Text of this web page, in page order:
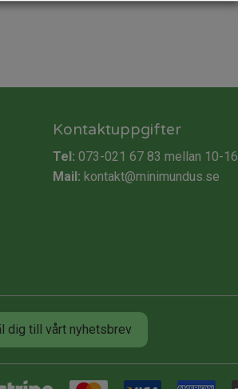
Kontaktuppgifter
Tel: 073-021 67 83 mellan 10-16
Mail: kontakt@minimundus.se
dig till vårt nyhetsbrev